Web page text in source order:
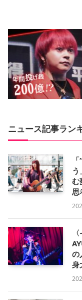
ニュース記事ラン
む
思
の
身